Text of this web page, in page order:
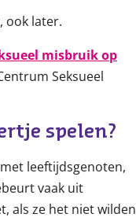
ook later.
misbruik op
Seksueel
spelen?
leeftijdsgenoten,
vaak uit
als ze het niet wilden